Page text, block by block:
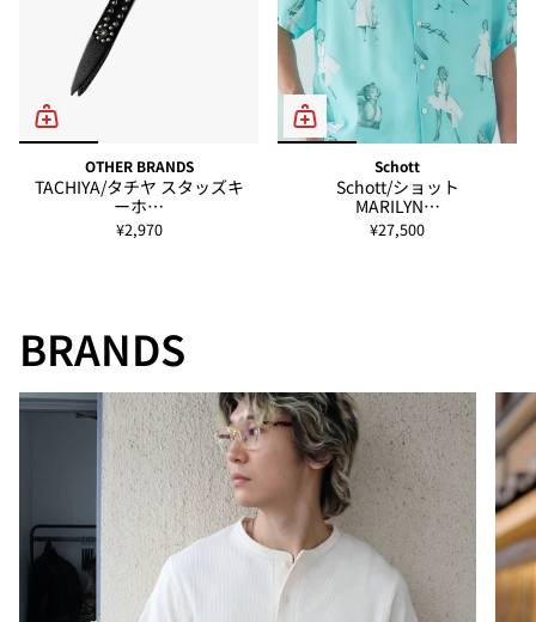
OTHER BRANDS
TACHIYA/タチヤ スタッズキ
ーホ…
¥2,970
Schott
Schott/ショット
MARILYN…
¥27,500
BRANDS